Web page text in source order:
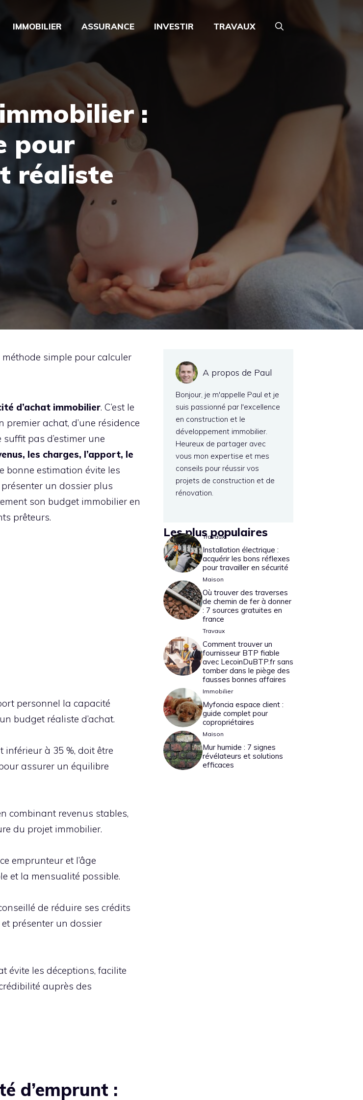
IMMOBILIER ASSURANCE INVESTIR TRAVAUX
:
pour
réaliste
simple pour calculer
d’achat immobilier. C’est le
premier achat, d’une résidence
pas d’estimer une
les charges, l’apport, le
bonne estimation évite les
un dossier plus
son budget immobilier en
prêteurs.
personnel la capacité
budget réaliste d’achat.
inférieur à 35 %, doit être
assurer un équilibre
combinant revenus stables,
du projet immobilier.
emprunteur et l’âge
et la mensualité possible.
de réduire ses crédits
présenter un dossier
évite les déceptions, facilite
auprès des
d’emprunt :
A propos de Paul
Bonjour, je m'appelle Paul et je
suis passionné par l'excellence
en construction et le
développement immobilier.
Heureux de partager avec
vous mon expertise et mes
conseils pour réussir vos
projets de construction et de
rénovation.
Les plus populaires
Travaux
Installation électrique :
acquérir les bons réflexes
pour travailler en sécurité
Maison
Où trouver des traverses
de chemin de fer à donner
: 7 sources gratuites en
france
Travaux
Comment trouver un
fournisseur BTP fiable
avec LecoinDuBTP.fr sans
tomber dans le piège des
fausses bonnes affaires
Immobilier
Myfoncia espace client :
guide complet pour
copropriétaires
Maison
Mur humide : 7 signes
révélateurs et solutions
efficaces